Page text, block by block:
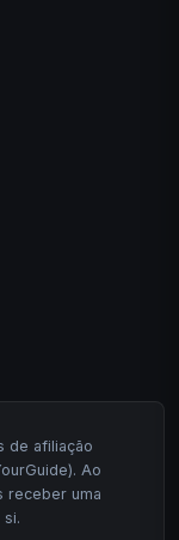
de afiliação
Ao
receber uma
si.